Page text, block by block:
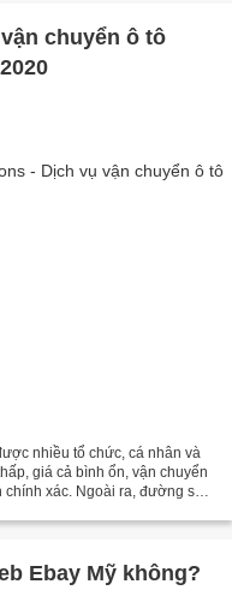
chuyển ô tô
nhiều tổ chức, cá nhân và
giá cả bình ổn, vận chuyển
xác. Ngoài ra, đường sắt
Ebay Mỹ không?